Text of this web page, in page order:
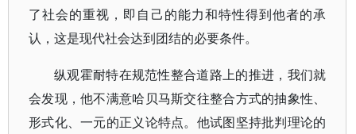
了社会的重视，即自己的能力和特性得到他者的承
认，这是现代社会达到团结的必要条件。
纵观霍耐特在规范性整合道路上的推进，我们就
会发现，他不满意哈贝马斯交往整合方式的抽象性、
形式化、一元的正义论特点。他试图坚持批判理论的